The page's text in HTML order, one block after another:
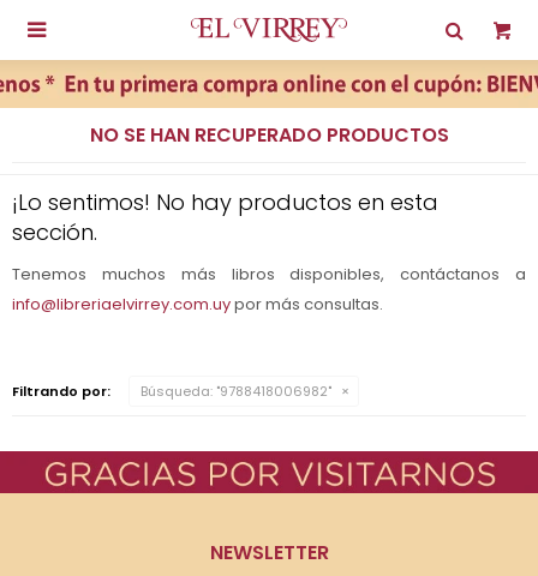

NO SE HAN RECUPERADO PRODUCTOS
¡Lo sentimos! No hay productos en esta
sección.
Tenemos muchos más libros disponibles, contáctanos a
info@libreriaelvirrey.com.uypor más consultas.
Filtrando por: Búsqueda: "9788418006982"
NEWSLETTER